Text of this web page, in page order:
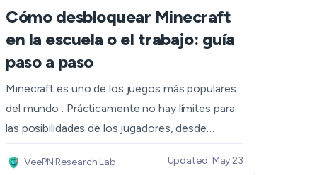
Tiếng Việt
Cómo desbloquear Minecraft
en la escuela o el trabajo: guía
paso a paso
Minecraft es uno de los juegos más populares
del mundo . Prácticamente no hay límites para
las posibilidades de los jugadores, desde
construir cualquier cosa que se les ocurra o
VeePN Research Lab Updated: May 23